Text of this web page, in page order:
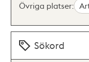
Övriga platser:
Sökord